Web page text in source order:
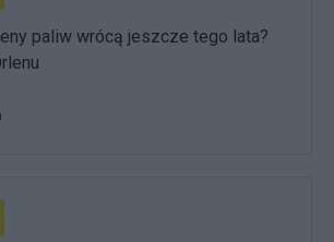
paliw wrócą jeszcze tego lata?